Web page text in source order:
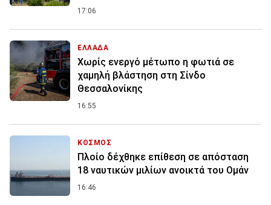
17:06
ΕΛΛΑΔΑ
Χωρίς ενεργό μέτωπο η φωτιά σε
χαμηλή βλάστηση στη Σίνδο
Θεσσαλονίκης
16:55
ΚΟΣΜΟΣ
Πλοίο δέχθηκε επίθεση σε απόσταση
18 ναυτικών μιλίων ανοικτά του Ομάν
16:46